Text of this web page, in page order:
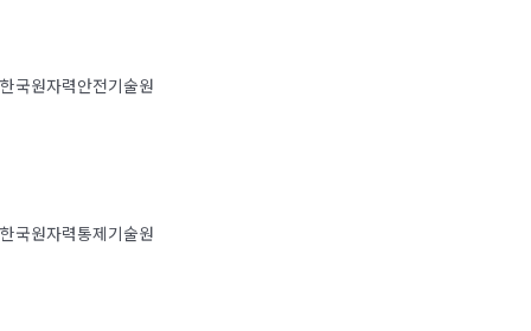
한국원자력안전기술원
한국원자력통제기술원